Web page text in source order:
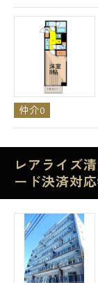
仲介0
レアライズ
ード決済対